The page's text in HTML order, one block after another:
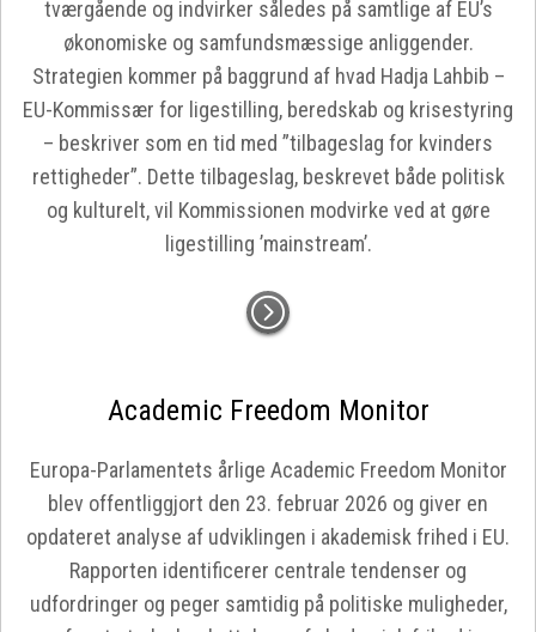
tværgående og indvirker således på samtlige af EU’s
økonomiske og samfundsmæssige anliggender.
Strategien kommer på baggrund af hvad Hadja Lahbib –
EU-Kommissær for ligestilling, beredskab og krisestyring
– beskriver som en tid med ”tilbageslag for kvinders
rettigheder”. Dette tilbageslag, beskrevet både politisk
og kulturelt, vil Kommissionen modvirke ved at gøre
ligestilling ’mainstream’.
Academic Freedom Monitor
Europa-Parlamentets årlige Academic Freedom Monitor
blev offentliggjort den 23. februar 2026 og giver en
opdateret analyse af udviklingen i akademisk frihed i EU.
Rapporten identificerer centrale tendenser og
udfordringer og peger samtidig på politiske muligheder,